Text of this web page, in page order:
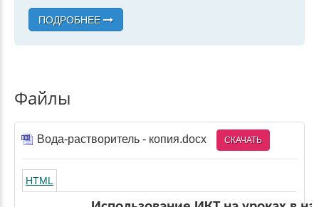
ПОДРОБНЕЕ
Файлы
Вода-растворитель - копия.docx СКАЧАТЬ
HTML